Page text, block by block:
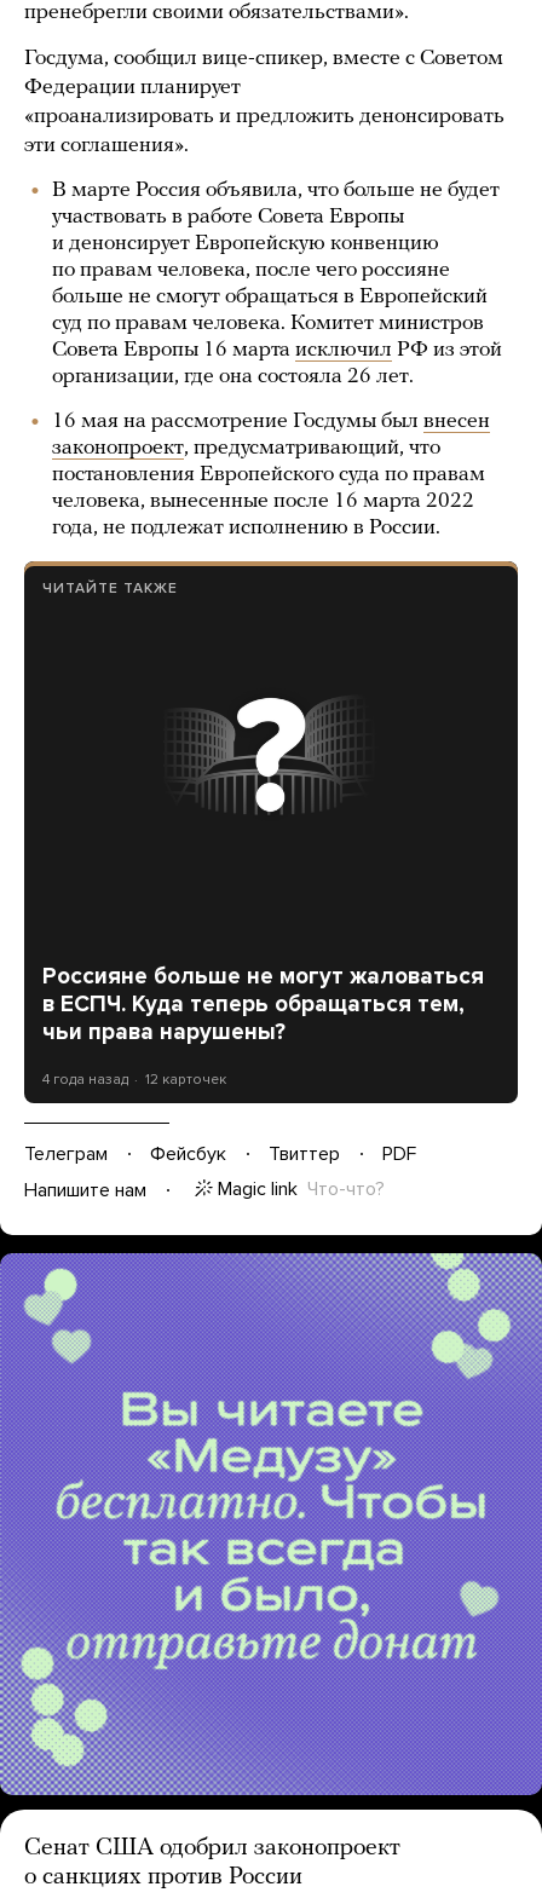
пренебрегли своими обязательствами».
Госдума, сообщил вице-спикер, вместе с Советом
Федерации планирует
«проанализировать и предложить денонсировать
эти соглашения».
В марте Россия объявила, что больше не будет
участвовать в работе Совета Европы
и денонсирует Европейскую конвенцию
по правам человека, после чего россияне
больше не смогут обращаться в Европейский
суд по правам человека. Комитет министров
Совета Европы 16 марта исключил РФ из этой
организации, где она состояла 26 лет.
16 мая на рассмотрение Госдумы был внесен
законопроект, предусматривающий, что
постановления Европейского суда по правам
человека, вынесенные после 16 марта 2022
года, не подлежат исполнению в России.
ЧИТАЙТЕ ТАКЖЕ
Россияне больше не могут жаловаться
в ЕСПЧ. Куда теперь обращаться тем,
чьи права нарушены?
4 года назад 12 карточек
Телеграм Фейсбук Твиттер
PDF
Напишите нам
Magic link Что-что?
Сенат США одобрил законопроект
о санкциях против России